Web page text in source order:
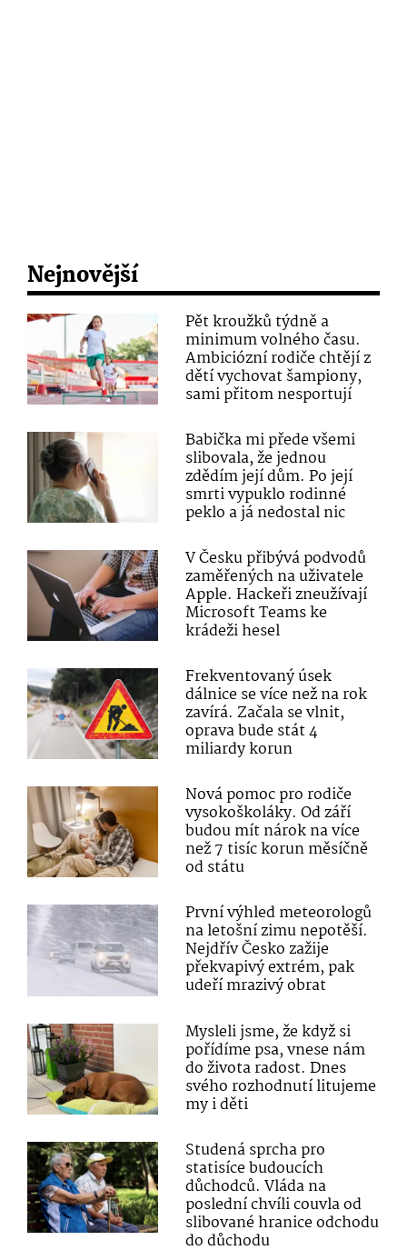
Nejnovější
Pět kroužků týdně a
minimum volného času.
Ambiciózní rodiče chtějí z
dětí vychovat šampiony,
sami přitom nesportují
Babička mi přede všemi
slibovala, že jednou
zdědím její dům. Po její
smrti vypuklo rodinné
peklo a já nedostal nic
V Česku přibývá podvodů
zaměřených na uživatele
Apple. Hackeři zneužívají
Microsoft Teams ke
krádeži hesel
Frekventovaný úsek
dálnice se více než na rok
zavírá. Začala se vlnit,
oprava bude stát 4
miliardy korun
Nová pomoc pro rodiče
vysokoškoláky. Od září
budou mít nárok na více
než 7 tisíc korun měsíčně
od státu
První výhled meteorologů
na letošní zimu nepotěší.
Nejdřív Česko zažije
překvapivý extrém, pak
udeří mrazivý obrat
Mysleli jsme, že když si
pořídíme psa, vnese nám
do života radost. Dnes
svého rozhodnutí litujeme
my i děti
Studená sprcha pro
statisíce budoucích
důchodců. Vláda na
poslední chvíli couvla od
slibované hranice odchodu
do důchodu